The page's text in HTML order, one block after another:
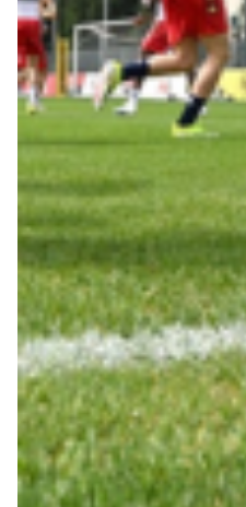
Robe di Kappa x Genoa
Vintage Collection
Red&Blue Voices
Kids
Accessori
Party
Outlet
Caffè Boasi x Genoa